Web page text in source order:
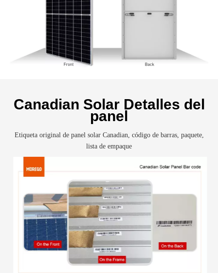
Canadian Solar Detalles del
panel
Etiqueta original de panel solar Canadian, código de barras, paquete,
lista de empaque